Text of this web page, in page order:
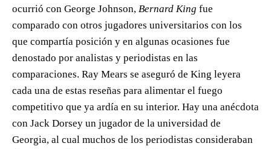
ocurrió con George Johnson, Bernard King fue
comparado con otros jugadores universitarios con los
que compartía posición y en algunas ocasiones fue
denostado por analistas y periodistas en las
comparaciones. Ray Mears se aseguró de King leyera
cada una de estas reseñas para alimentar el fuego
competitivo que ya ardía en su interior. Hay una anécdota
con Jack Dorsey un jugador de la universidad de
Georgia, al cual muchos de los periodistas consideraban